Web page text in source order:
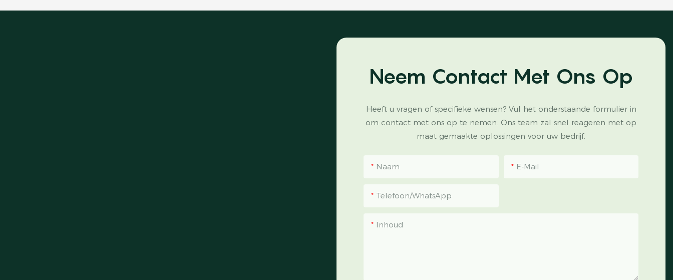
Neem Contact Met Ons Op
Heeft u vragen of specifieke wensen? Vul het onderstaande formulier in
om contact met ons op te nemen. Ons team zal snel reageren met op
maat gemaakte oplossingen voor uw bedrijf.
Naam E-Mail
Telefoon/WhatsApp
Inhoud